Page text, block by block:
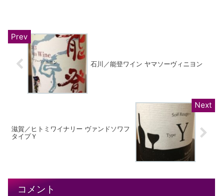
石川／能登ワイン ヤマソーヴィニヨン
滋賀／ヒトミワイナリー ヴァンドソワフ
タイプＹ
コメント